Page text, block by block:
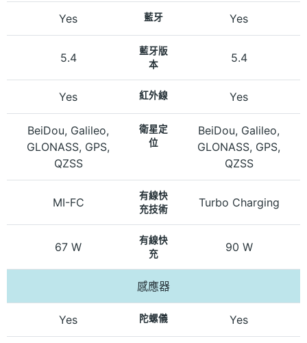
Yes 藍牙 Yes
5.4
藍牙版
本
5.4
Yes 紅外線 Yes
BeiDou, Galileo,
GLONASS, GPS,
QZSS
衛星定
位
BeiDou, Galileo,
GLONASS, GPS,
QZSS
MI-FC
有線快
充技術
Turbo Charging
67 W
有線快
充
90 W
感應器
Yes 陀螺儀 Yes